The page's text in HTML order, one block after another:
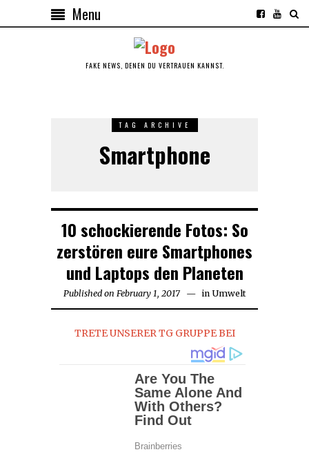
Menu
FAKE NEWS, DENEN DU VERTRAUEN KANNST.
TAG ARCHIVE
Smartphone
10 schockierende Fotos: So
zerstören eure Smartphones
und Laptops den Planeten
Published on February 1, 2017 in Umwelt
TRETE UNSERER TG GRUPPE BEI